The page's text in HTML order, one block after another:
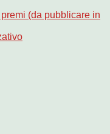
(da pubblicare in